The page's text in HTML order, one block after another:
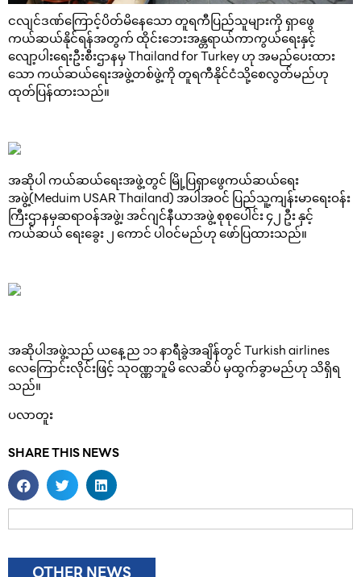
ငလျင်ဒဏ်ကြောင့်ပိတ်မိနေသော တူရကီပြည်သူများကို ရှာဖွေ
ကယ်ဆယ်နိုင်ရန်အတွက် ထိုင်းဘေးအန္တရာယ်ကာကွယ်ရေးနှင့်
လျော့ပါးရေးဦးစီးဌာနမှ Thailand for Turkey ဟု အမည်ပေးထား
သော ကယ်ဆယ်ရေးအဖွဲ့တစ်ဖွဲ့ကို တူရကီနိုင်ငံသို့စေလွတ်မည်ဟု
ထုတ်ပြန်ထားသည်။
အဆိုပါ ကယ်ဆယ်ရေးအဖွဲ့တွင် မြို့ပြရှာဖွေကယ်ဆယ်ရေး
အဖွဲ့(Meduim USAR Thailand) အပါအဝင် ပြည်သူ့ကျန်းမာရေးဝန်း
ကြီးဌာနမှဆရာဝန်အဖွဲ့၊ အင်ဂျင်နီယာအဖွဲ့ စုစုပေါင်း ၄၂ ဦး နှင့်
ကယ်ဆယ် ရေးခွေး ၂ ကောင် ပါဝင်မည်ဟု ဖော်ပြထားသည်။
အဆိုပါအဖွဲ့သည် ယနေ့ည ၁၁ နာရီခွဲအချိန်တွင် Turkish airlines
လေကြောင်းလိုင်းဖြင့် သုဝဏ္ဏဘူမိ လေဆိပ် မှထွက်ခွာမည်ဟု သိရှိရ
သည်။
ပလာတူး
SHARE THIS NEWS